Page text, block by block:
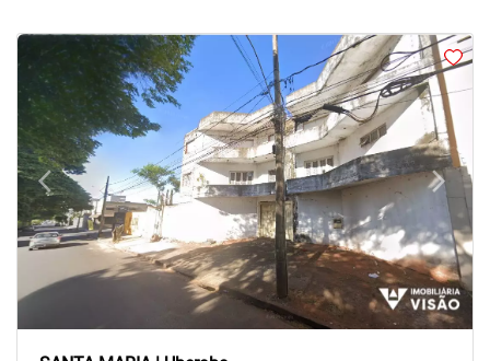
arrow_back_iosPrevious arrow_forward_iosNext